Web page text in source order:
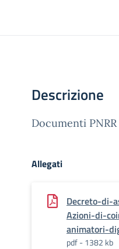
Descrizione
Documenti
Allegati
Decreto-di-
Azioni-di-
animatori-
pdf - 1382 kb